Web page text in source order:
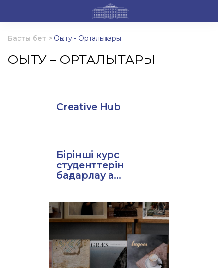
Басты бет > Оқыту - Орталықтары
ОҚЫТУ – ОРТАЛЫҚТАРЫ
Creative Hub
Бірінші курс
студенттерін
бағдарлау а...